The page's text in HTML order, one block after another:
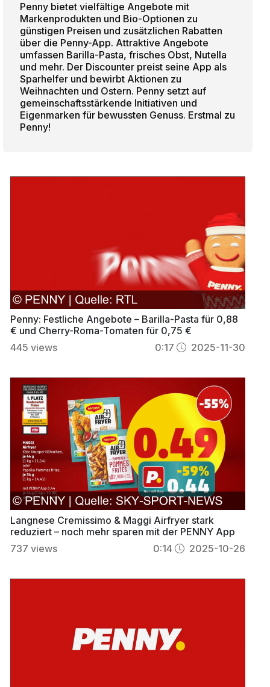
Penny bietet vielfältige Angebote mit
Markenprodukten und Bio-Optionen zu
günstigen Preisen und zusätzlichen Rabatten
über die Penny-App. Attraktive Angebote
umfassen Barilla-Pasta, frisches Obst, Nutella
und mehr. Der Discounter preist seine App als
Sparhelfer und bewirbt Aktionen zu
Weihnachten und Ostern. Penny setzt auf
gemeinschaftsstärkende Initiativen und
Eigenmarken für bewussten Genuss. Erstmal zu
Penny!
Penny: Festliche Angebote – Barilla-Pasta für 0,88
€ und Cherry-Roma-Tomaten für 0,75 €
445 views 0:17 2025-11-30
Langnese Cremissimo & Maggi Airfryer stark
reduziert – noch mehr sparen mit der PENNY App
737 views 0:14 2025-10-26